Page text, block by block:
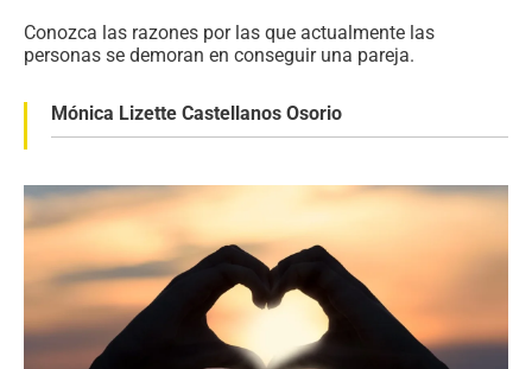
Conozca las razones por las que actualmente las
personas se demoran en conseguir una pareja.
Mónica Lizette Castellanos Osorio